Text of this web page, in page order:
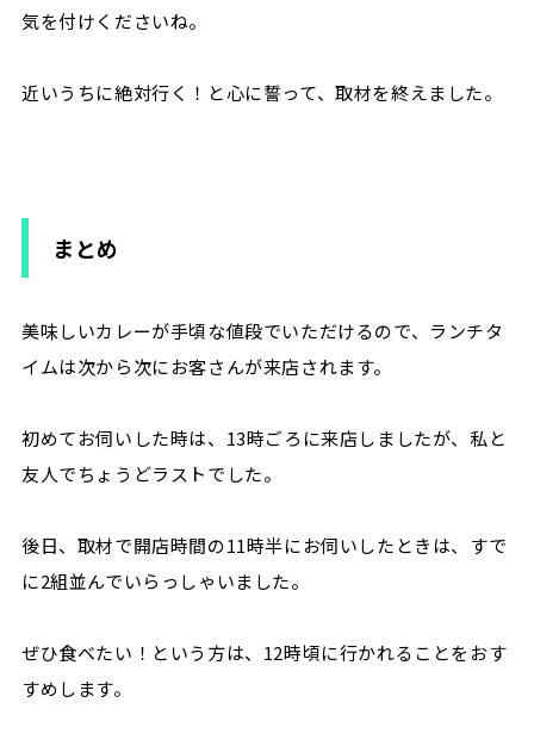
気を付けくださいね。
近いうちに絶対行く！と心に誓って、取材を終えました。
まとめ
美味しいカレーが手頃な値段でいただけるので、ランチタ
イムは次から次にお客さんが来店されます。
初めてお伺いした時は、13時ごろに来店しましたが、私と
友人でちょうどラストでした。
後日、取材で開店時間の11時半にお伺いしたときは、すで
に2組並んでいらっしゃいました。
ぜひ食べたい！という方は、12時頃に行かれることをおす
すめします。